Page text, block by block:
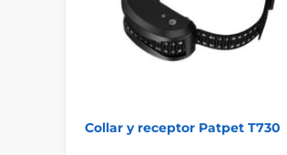
Collar y receptor Patpet T730